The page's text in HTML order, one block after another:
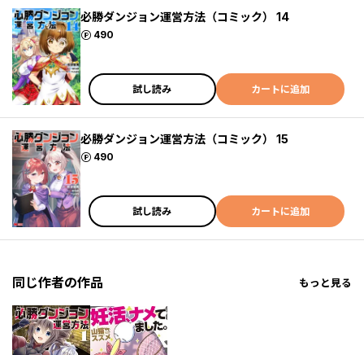
必勝ダンジョン運営方法（コミック） 14
490
ポイント
試し読み カートに追加
必勝ダンジョン運営方法（コミック） 15
490
ポイント
試し読み カートに追加
同じ作者の作品 もっと見る